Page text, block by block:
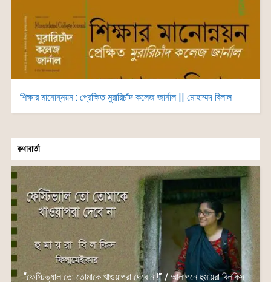
শিক্ষার মানোন্নয়ন : প্রেক্ষিত মুরারিচাঁদ কলেজ জার্নাল || মোহাম্মদ বিলাল
কথাবার্তা
“ফেস্টিভ্যাল তো তোমাকে খাওয়াপরা দেবে না!” / আলাপনে হুমায়রা বিলকিস